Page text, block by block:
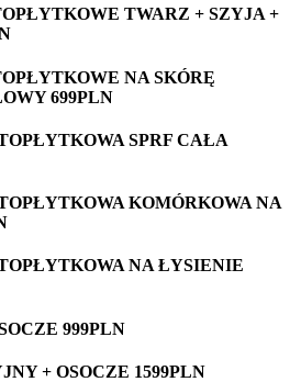
TWARZ + SZYJA +
NA SKÓRĘ
699PLN
SPRF CAŁA
KOMÓRKOWA NA
NA ŁYSIENIE
999PLN
+ OSOCZE 1599PLN